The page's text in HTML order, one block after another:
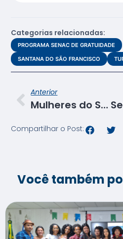
Categorias relacionadas:
PROGRAMA SENAC DE GRATUIDADE
SANTANA DO SÃO FRANCISCO
Anterior
Mulheres do Santa Maria recebem certificação de curso de bombons e trufas
Compartilhar o Post:
Você também